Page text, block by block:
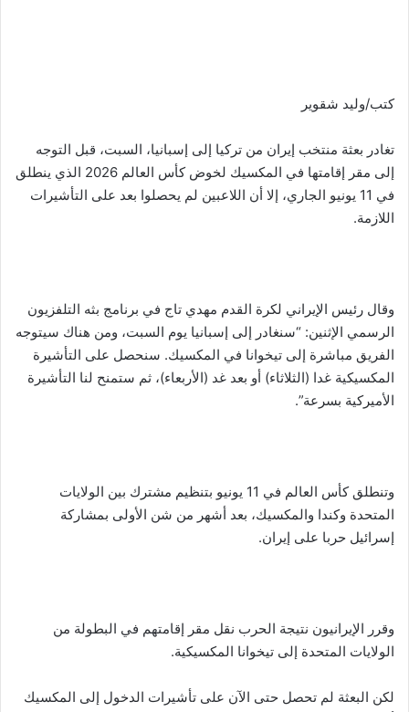
كتب/وليد شقوير
تغادر بعثة منتخب إيران من تركيا إلى إسبانيا، السبت، قبل التوجه
إلى مقر إقامتها في المكسيك لخوض كأس العالم 2026 الذي ينطلق
في 11 يونيو الجاري، إلا أن اللاعبين لم يحصلوا بعد على التأشيرات
اللازمة.
وقال رئيس الإيراني لكرة القدم مهدي تاج في برنامج بثه التلفزيون
الرسمي الإثنين: “سنغادر إلى إسبانيا يوم السبت، ومن هناك سيتوجه
الفريق مباشرة إلى تيخوانا في المكسيك. سنحصل على التأشيرة
المكسيكية غدا (الثلاثاء) أو بعد غد (الأربعاء)، ثم ستمنح لنا التأشيرة
الأميركية بسرعة”.
وتنطلق كأس العالم في 11 يونيو بتنظيم مشترك بين الولايات
المتحدة وكندا والمكسيك، بعد أشهر من شن الأولى بمشاركة
إسرائيل حربا على إيران.
وقرر الإيرانيون نتيجة الحرب نقل مقر إقامتهم في البطولة من
الولايات المتحدة إلى تيخوانا المكسيكية.
لكن البعثة لم تحصل حتى الآن على تأشيرات الدخول إلى المكسيك